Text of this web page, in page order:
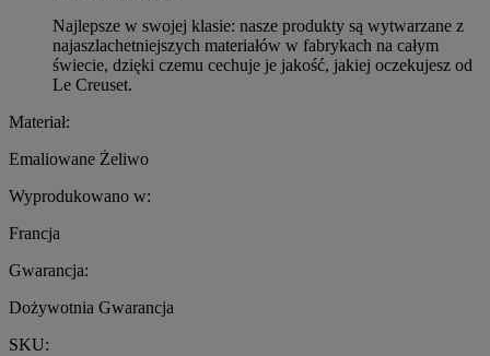
Najlepsze w swojej klasie: nasze produkty są wytwarzane z
najaszlachetniejszych materiałów w fabrykach na całym
świecie, dzięki czemu cechuje je jakość, jakiej oczekujesz od
Le Creuset.
Materiał:
Emaliowane Żeliwo
Wyprodukowano w:
Francja
Gwarancja:
Dożywotnia Gwarancja
SKU: